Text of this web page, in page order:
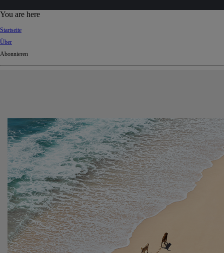
d
You are here
Startseite
Über
Abonnieren